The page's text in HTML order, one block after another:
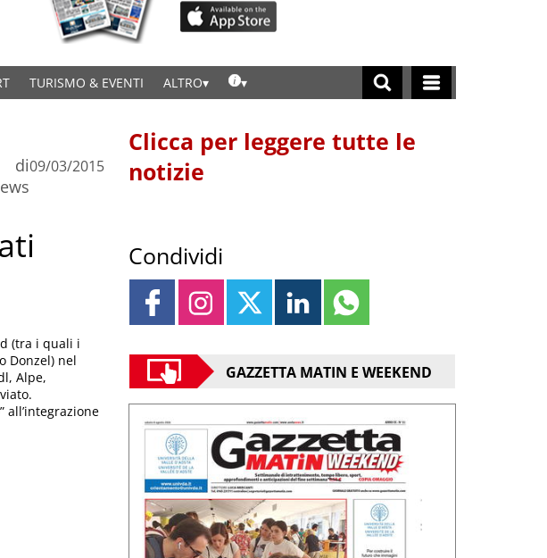
TURISMO & EVENTI ALTRO
di09/03/2015
(tra i quali i
Donzel) nel
Alpe,
all’integrazione
Clicca per leggere tutte le
notizie
Condividi
GAZZETTA MATIN E WEEKEND